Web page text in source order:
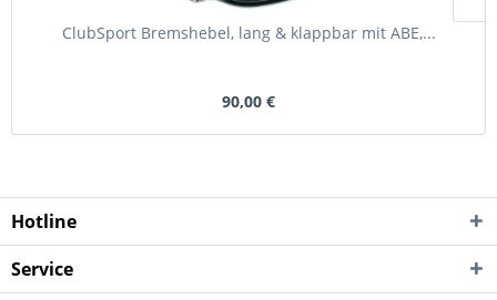
ClubSport Bremshebel, lang & klappbar mit ABE,...
90,00 €
Hotline
Service